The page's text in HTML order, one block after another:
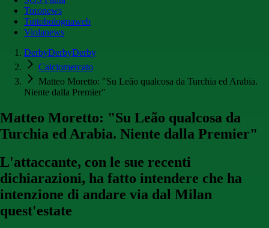
Toronews
Tuttobolognaweb
Violanews
DerbyDerbyDerby
Calciomercato
Matteo Moretto: "Su Leão qualcosa da Turchia ed Arabia.
Niente dalla Premier"
Matteo Moretto: "Su Leão qualcosa da
Turchia ed Arabia. Niente dalla Premier"
L'attaccante, con le sue recenti
dichiarazioni, ha fatto intendere che ha
intenzione di andare via dal Milan
quest'estate